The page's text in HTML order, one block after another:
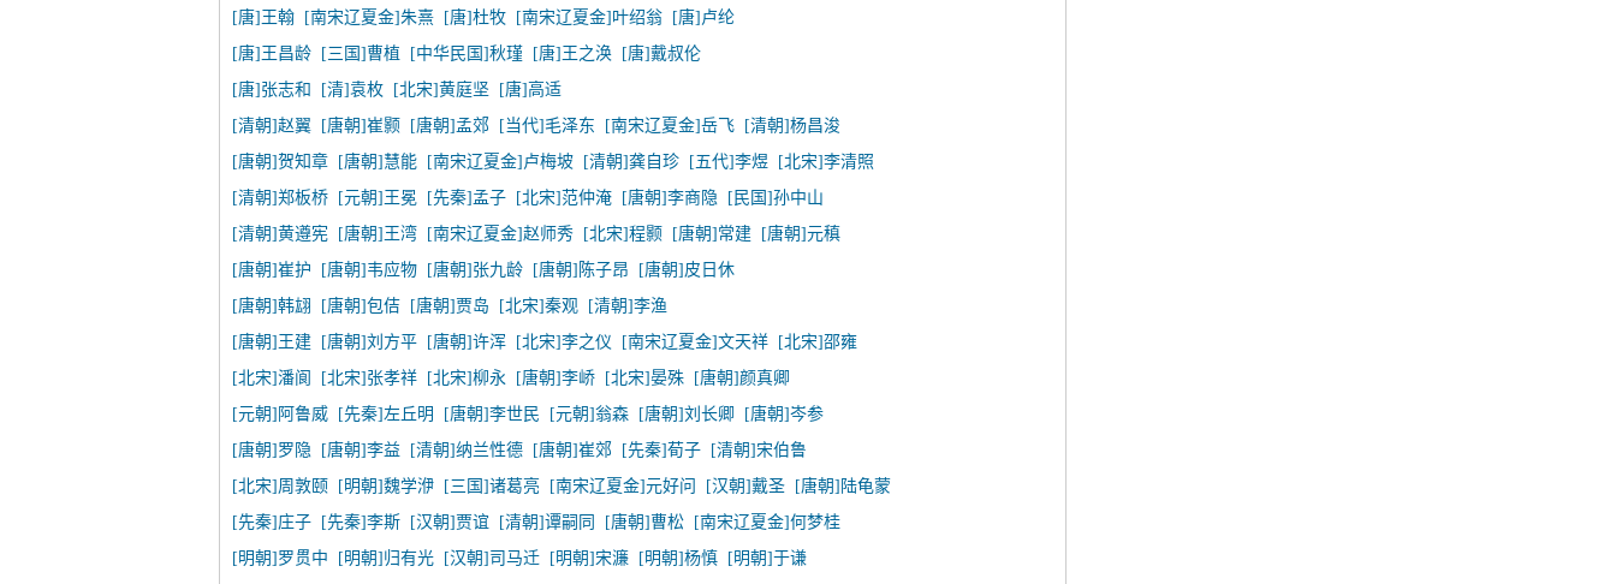
[唐]王翰
[南宋辽夏金]朱熹 [唐]杜牧 [南宋辽夏金]叶绍翁
[唐]卢纶
[唐]王昌龄
[三国]曹植 [中华民国]秋瑾 [唐]王之涣
[唐]戴叔伦
[唐]张志和
[清]袁枚 [北宋]黄庭坚
[唐]高适
[清朝]赵翼
[唐朝]崔颢 [唐朝]孟郊 [当代]毛泽东 [南宋辽夏金]岳飞
[清朝]杨昌浚
[唐朝]贺知章
[唐朝]慧能 [南宋辽夏金]卢梅坡 [清朝]龚自珍 [五代]李煜
[北宋]李清照
[清朝]郑板桥
[元朝]王冕 [先秦]孟子 [北宋]范仲淹 [唐朝]李商隐
[民国]孙中山
[清朝]黄遵宪
[唐朝]王湾 [南宋辽夏金]赵师秀 [北宋]程颢 [唐朝]常建
[唐朝]元稹
[唐朝]崔护
[唐朝]韦应物 [唐朝]张九龄 [唐朝]陈子昂
[唐朝]皮日休
[唐朝]韩翃
[唐朝]包佶 [唐朝]贾岛 [北宋]秦观
[清朝]李渔
[唐朝]王建
[唐朝]刘方平 [唐朝]许浑 [北宋]李之仪 [南宋辽夏金]文天祥
[北宋]邵雍
[北宋]潘阆
[北宋]张孝祥 [北宋]柳永 [唐朝]李峤 [北宋]晏殊
[唐朝]颜真卿
[元朝]阿鲁威
[先秦]左丘明 [唐朝]李世民 [元朝]翁森 [唐朝]刘长卿
[唐朝]岑参
[唐朝]罗隐
[唐朝]李益 [清朝]纳兰性德 [唐朝]崔郊 [先秦]荀子
[清朝]宋伯鲁
[北宋]周敦颐
[明朝]魏学洢 [三国]诸葛亮 [南宋辽夏金]元好问 [汉朝]戴圣
[唐朝]陆龟蒙
[先秦]庄子
[先秦]李斯 [汉朝]贾谊 [清朝]谭嗣同 [唐朝]曹松
[南宋辽夏金]何梦桂
[明朝]罗贯中
[明朝]归有光 [汉朝]司马迁 [明朝]宋濂 [明朝]杨慎
[明朝]于谦